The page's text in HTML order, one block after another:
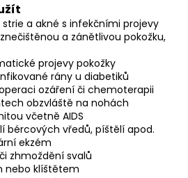
strie a akné s infekčními projevy
a zánětlivou pokožku,
projevy pokožky
rány u diabetiků
ozáření či chemoterapii
obzvláště na nohách
včetně AIDS
bércových vředů, píštělí apod.
ekzém
zhmoždění svalů
nebo klíštětem